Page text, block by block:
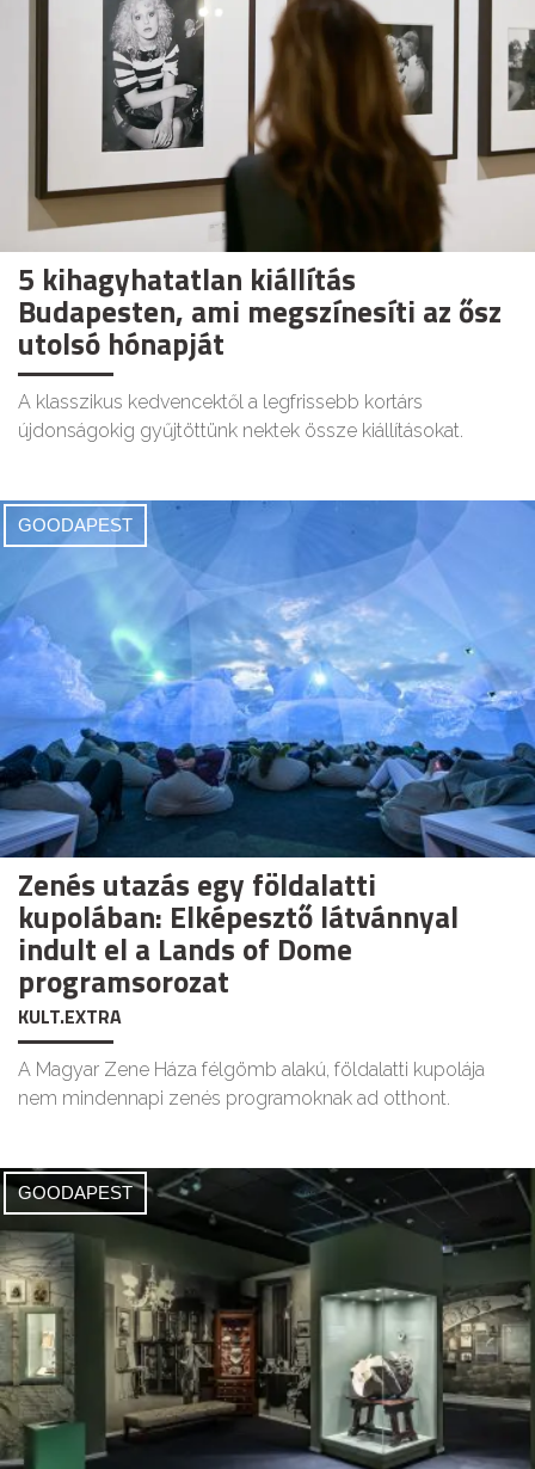
5 kihagyhatatlan kiállítás
Budapesten, ami megszínesíti az ősz
utolsó hónapját
A klasszikus kedvencektől a legfrissebb kortárs
újdonságokig gyűjtöttünk nektek össze kiállításokat.
GOODAPEST
Zenés utazás egy földalatti
kupolában: Elképesztő látvánnyal
indult el a Lands of Dome
programsorozat
KULT.EXTRA
A Magyar Zene Háza félgömb alakú, földalatti kupolája
nem mindennapi zenés programoknak ad otthont.
GOODAPEST